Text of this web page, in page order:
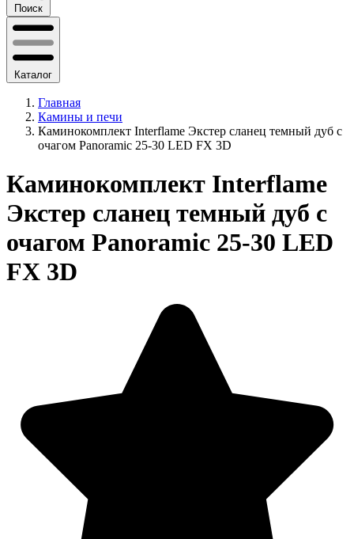
Поиск
Каталог
Главная
Камины и печи
Каминокомплект Interflame Экстер сланец темный дуб с
очагом Panoramic 25-30 LED FX 3D
Каминокомплект Interflame
Экстер сланец темный дуб с
очагом Panoramic 25-30 LED
FX 3D